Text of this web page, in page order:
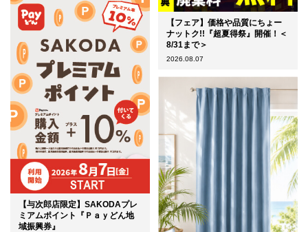
【フェア】価格や品質にちょー
ナットク!!『超夏得祭』開催！＜
8/31まで＞
2026.08.07
【与次郎店限定】SAKODAプレ
ミアムポイント『Ｐａｙどん地
域振興券』